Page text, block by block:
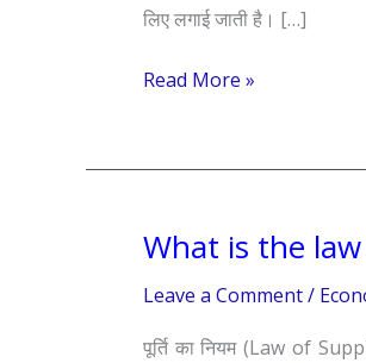
लिए लगाई जाती है। […]
Read More »
What is the
Leave a Comment/
पूर्ति का नियम (Law of
What
the
law